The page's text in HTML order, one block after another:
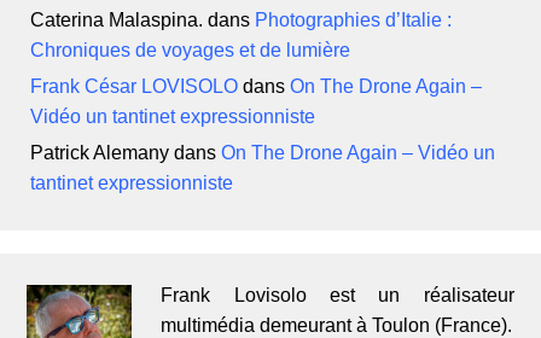
Caterina Malaspina. dans Photographies d’Italie :
Chroniques de voyages et de lumière
Frank César LOVISOLO dansOn The Drone Again –
Vidéo un tantinet expressionniste
Patrick Alemany dansOn The Drone Again – Vidéo un
tantinet expressionniste
Frank Lovisolo est un réalisateur
multimédia demeurant à Toulon (France).